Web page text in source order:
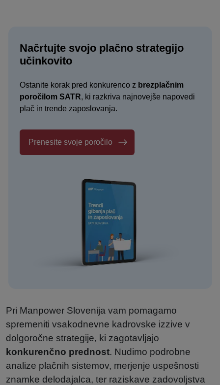
Načrtujte svojo plačno strategijo
učinkovito
Ostanite korak pred konkurenco z brezplačnim
poročilom SATR, ki razkriva najnovejše napovedi
plač in trende zaposlovanja.
Prenesite svoje poročilo
Pri Manpower Slovenija vam pomagamo
spremeniti vsakodnevne kadrovske izzive v
dolgoročne strategije, ki zagotavljajo
konkurenčno prednost. Nudimo podrobne
analize plačnih sistemov, merjenje uspešnosti
znamke delodajalca, ter raziskave zadovoljstva